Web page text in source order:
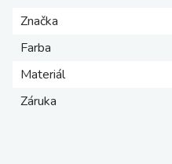
Značka
Farba
Materiál
Záruka